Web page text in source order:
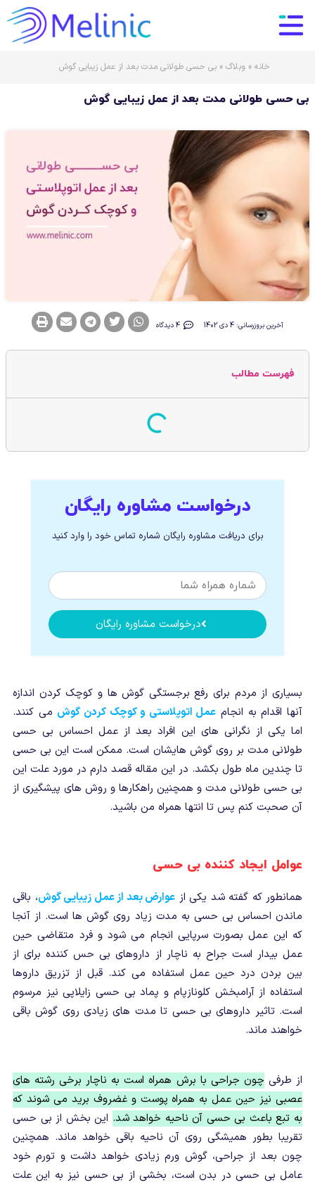
خانه » وبلاگ » بی حسی طولانی مدت بعد از عمل زیبایی گوش
بی حسی طولانی مدت بعد از عمل زیبایی گوش
آخرین بروزرسانی: 4 دی 1402 4 دیدگاه
فهرست مطالب
درخواست مشاوره رایگان
برای دریافت مشاوره رایگان شماره تماس خود را وارد کنید
درخواست مشاوره رایگان
بسیاری از مردم برای رفع برجستگی گوش ها و کوچک کردن اندازه
آنها اقدام به انجام عمل اتوپلاستی و کوچک کردن گوش می کنند.
اما یکی از نگرانی های این افراد بعد از عمل احساس بی حسی
طولانی مدت بر روی گوش هایشان است. ممکن است این بی حسی
تا چندین ماه طول بکشد. در این مقاله قصد دارم در مورد علت این
بی حسی طولانی مدت و همچنین راهکارها و روش های پیشگیری از
آن صحبت کنم پس تا انتها همراه من باشید.
عوامل ایجاد کننده بی حسی
همانطور که گفته شد یکی از عوارض بعد از عمل زیبایی گوش، باقی
ماندن احساس بی حسی به مدت زیاد روی گوش ها است. از آنجا
که این عمل بصورت سرپایی انجام می شود و فرد متقاضی حین
عمل بیدار است جراح به ناچار از داروهای بی حس کننده برای از
بین بردن درد حین عمل استفاده می کند. قبل از تزریق داروها
استفاده از آرامبخش کلونازپام و پماد بی حسی زایلاپی نیز مرسوم
است. تاثیر داروهای بی حسی تا مدت های زیادی روی گوش باقی
خواهند ماند.
از طرفی چون جراحی با برش همراه است به ناچار برخی رشته های
عصبی نیز حین عمل به همراه پوست و غضروف برید می شوند که
به تبع باعث بی حسی آن ناحیه خواهد شد. این بخش از بی حسی
تقریبا بطور همیشگی روی آن ناحیه باقی خواهد ماند. همچنین
چون بعد از جراحی، گوش ورم زیادی خواهد داشت و تورم خود
عامل بی حسی در بدن است، بخشی از بی حسی نیز به این علت